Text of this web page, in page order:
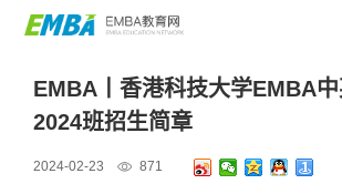
EMBA丨香港科技大学EMBA
2024班招生简章
2024-02-23 871